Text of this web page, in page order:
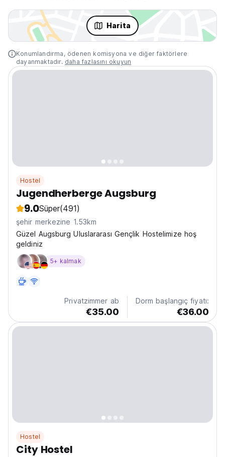
Harita
Konumlandırma, ödenen komisyona ve diğer faktörlere
dayanmaktadır. daha fazlasını okuyun
Hostel
Jugendherberge Augsburg
9.0Süper(491)
şehir merkezine 1.53km
Güzel Augsburg Uluslararası Gençlik Hostelimize hoş
geldiniz
5+ kalmak
Privatzimmer ab
€35.00
Dorm başlangıç fiyatı:
€36.00
Hostel
City Hostel